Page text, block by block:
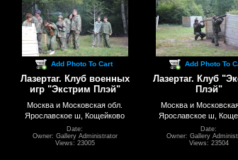
Add Photo To Cart
Лазертаг. Клуб военных
игр "Экстрим Плэй"
Москва и Московская обл.
Ярославское ш, Кощейково
Date:
Owner: Gallery Administrator
Views: 23005
Add Photo To
Лазертаг. Клуб
Плэй"
Москва и
Ярославское ш,
Date:
Owner: Gallery
Views: 23504